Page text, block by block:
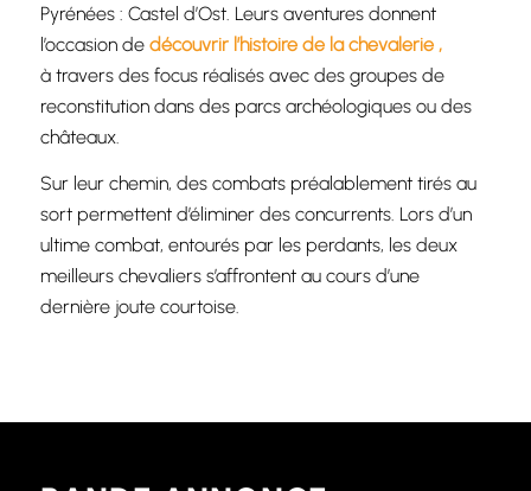
Pyrénées : Castel d’Ost. Leurs aventures donnent
l’occasion de découvrir l’histoire de la chevalerie ,
à travers des focus réalisés avec des groupes de
reconstitution dans des parcs archéologiques ou des
châteaux.
Sur leur chemin, des combats préalablement tirés au
sort permettent d’éliminer des concurrents. Lors d’un
ultime combat, entourés par les perdants, les deux
meilleurs chevaliers s’affrontent au cours d’une
dernière joute courtoise.